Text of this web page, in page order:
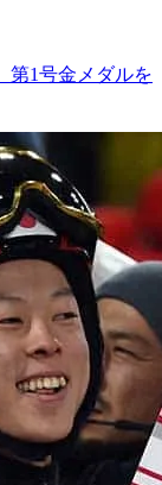
第1号金メダルを